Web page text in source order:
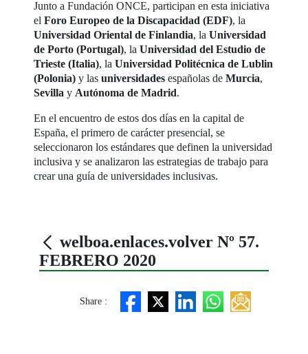
Junto a Fundación ONCE, participan en esta iniciativa
elForo Europeo de la Discapacidad (EDF), la
Universidad Oriental de Finlandia, laUniversidad
de Porto (Portugal), laUniversidad del Estudio de
Trieste (Italia), laUniversidad Politécnica de Lublin
(Polonia) y lasuniversidadesespañolas deMurcia,
Sevillay Autónoma de Madrid.
En el encuentro de estos dos días en la capital de
España, el primero de carácter presencial, se
seleccionaron los estándares que definen la universidad
inclusiva y se analizaron las estrategias de trabajo para
crear una guía de universidades inclusivas.
welboa.enlaces.volver Nº 57.
FEBRERO 2020
Share :